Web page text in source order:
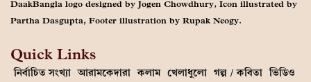
DaakBangla logo designed by Jogen Chowdhury, Icon illustrated by
Partha Dasgupta, Footer illustration by Rupak Neogy.
Quick Links
নির্বাচিত সংখ্যা আরামকেদারা কলাম খেলাধুলো গল্প / কবিতা ভিডিও